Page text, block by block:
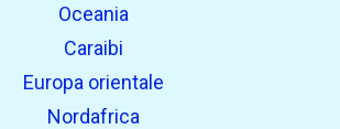
Oceania
Caraibi
Europa orientale
Nordafrica